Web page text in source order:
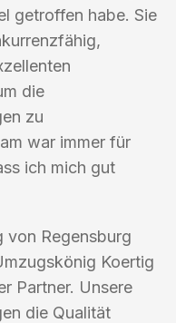
getroffen habe. Sie
die
zu
war immer für
ich mich gut
von Regensburg
Koertig
Partner. Unsere
die Qualität